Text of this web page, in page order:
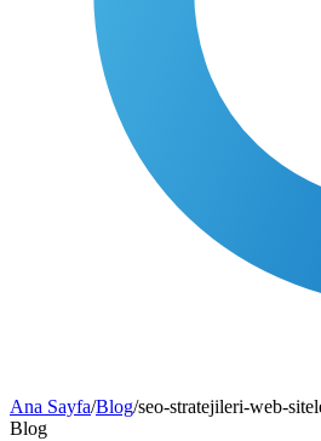
Ana Sayfa/Blog/seo-stratejileri-web-
Blog